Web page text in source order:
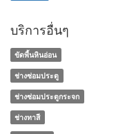
บริการอื่นๆ
ขัดพื้นหินอ่อน
ช่างซ่อมประตู
ช่างซ่อมประตูกระจก
ช่างทาสี